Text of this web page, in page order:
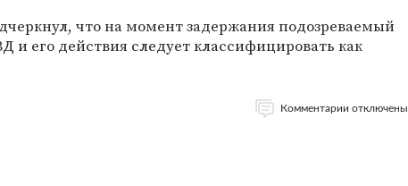
что на момент задержания подозреваемый
и его действия следует классифицировать как
Комментарии отключены